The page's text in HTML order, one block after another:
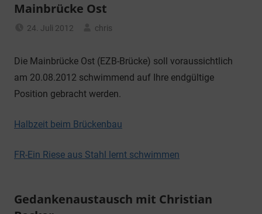
Mainbrücke Ost
24. Juli 2012
chris
Die Mainbrücke Ost (EZB-Brücke) soll voraussichtlich
am 20.08.2012 schwimmend auf Ihre endgültige
Position gebracht werden.
Halbzeit beim Brückenbau
FR-Ein Riese aus Stahl lernt schwimmen
Gedankenaustausch mit Christian